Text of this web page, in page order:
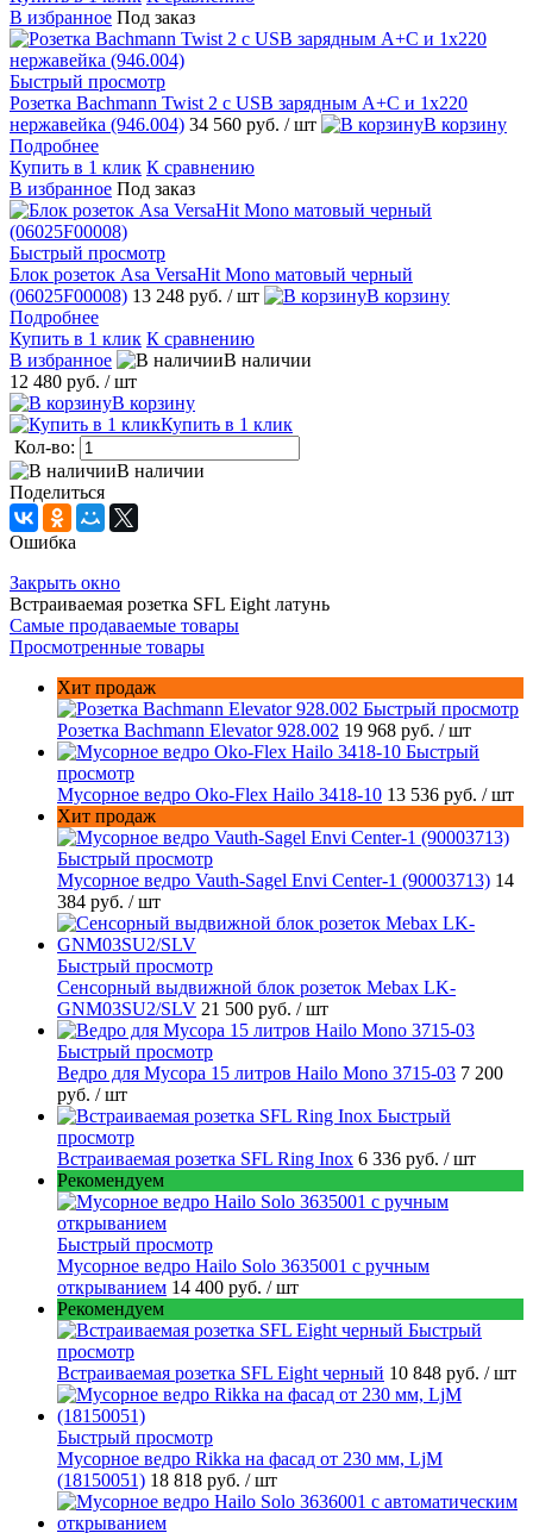
В избранное Под заказ
Быстрый просмотр
Розетка Bachmann Twist 2 с USB зарядным A+C и 1х220
нержавейка (946.004) 34 560 руб. / шт
В корзину
Подробнее
Купить в 1 клик К сравнению
В избранное Под заказ
Быстрый просмотр
Блок розеток Asa VersaHit Mono матовый черный
(06025F00008) 13 248 руб. / шт
В корзину
Подробнее
Купить в 1 клик К сравнению
В избранное
В наличии
12 480 руб. / шт
В корзину
Купить в 1 клик
Кол-во:
В наличии
Поделиться
Ошибка
Закрыть окно
Встраиваемая розетка SFL Eight латунь
Самые продаваемые товары
Просмотренные товары
Хит продаж
Быстрый просмотр
Розетка Bachmann Elevator 928.002 19 968 руб. / шт
Быстрый
просмотр
Мусорное ведро Oko-Flex Hailo 3418-10 13 536 руб. / шт
Хит продаж
Быстрый просмотр
Мусорное ведро Vauth-Sagel Envi Center-1 (90003713) 14
384 руб. / шт
Быстрый просмотр
Сенсорный выдвижной блок розеток Mebax LK-
GNM03SU2/SLV 21 500 руб. / шт
Быстрый просмотр
Ведро для Мусора 15 литров Hailo Mono 3715-03 7 200
руб. / шт
Быстрый
просмотр
Встраиваемая розетка SFL Ring Inox 6 336 руб. / шт
Рекомендуем
Быстрый просмотр
Мусорное ведро Hailo Solo 3635001 c ручным
открыванием 14 400 руб. / шт
Рекомендуем
Быстрый
просмотр
Встраиваемая розетка SFL Eight черный 10 848 руб. / шт
Быстрый просмотр
Мусорное ведро Rikka на фасад от 230 мм, LjM
(18150051) 18 818 руб. / шт